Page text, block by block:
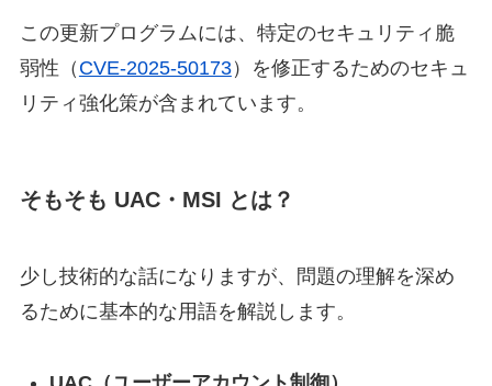
この更新プログラムには、特定のセキュリティ脆
弱性（ CVE-2025-50173）を修正するためのセキュ
リティ強化策が含まれています。
そもそも UAC・MSI とは？
少し技術的な話になりますが、問題の理解を深め
るために基本的な用語を解説します。